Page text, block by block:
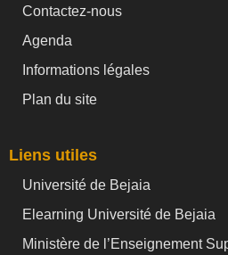
Contactez-nous
Agenda
Informations légales
Plan du site
Liens utiles
Université de Bejaia
Elearning Université de Bejaia
Ministère de l’Enseignement